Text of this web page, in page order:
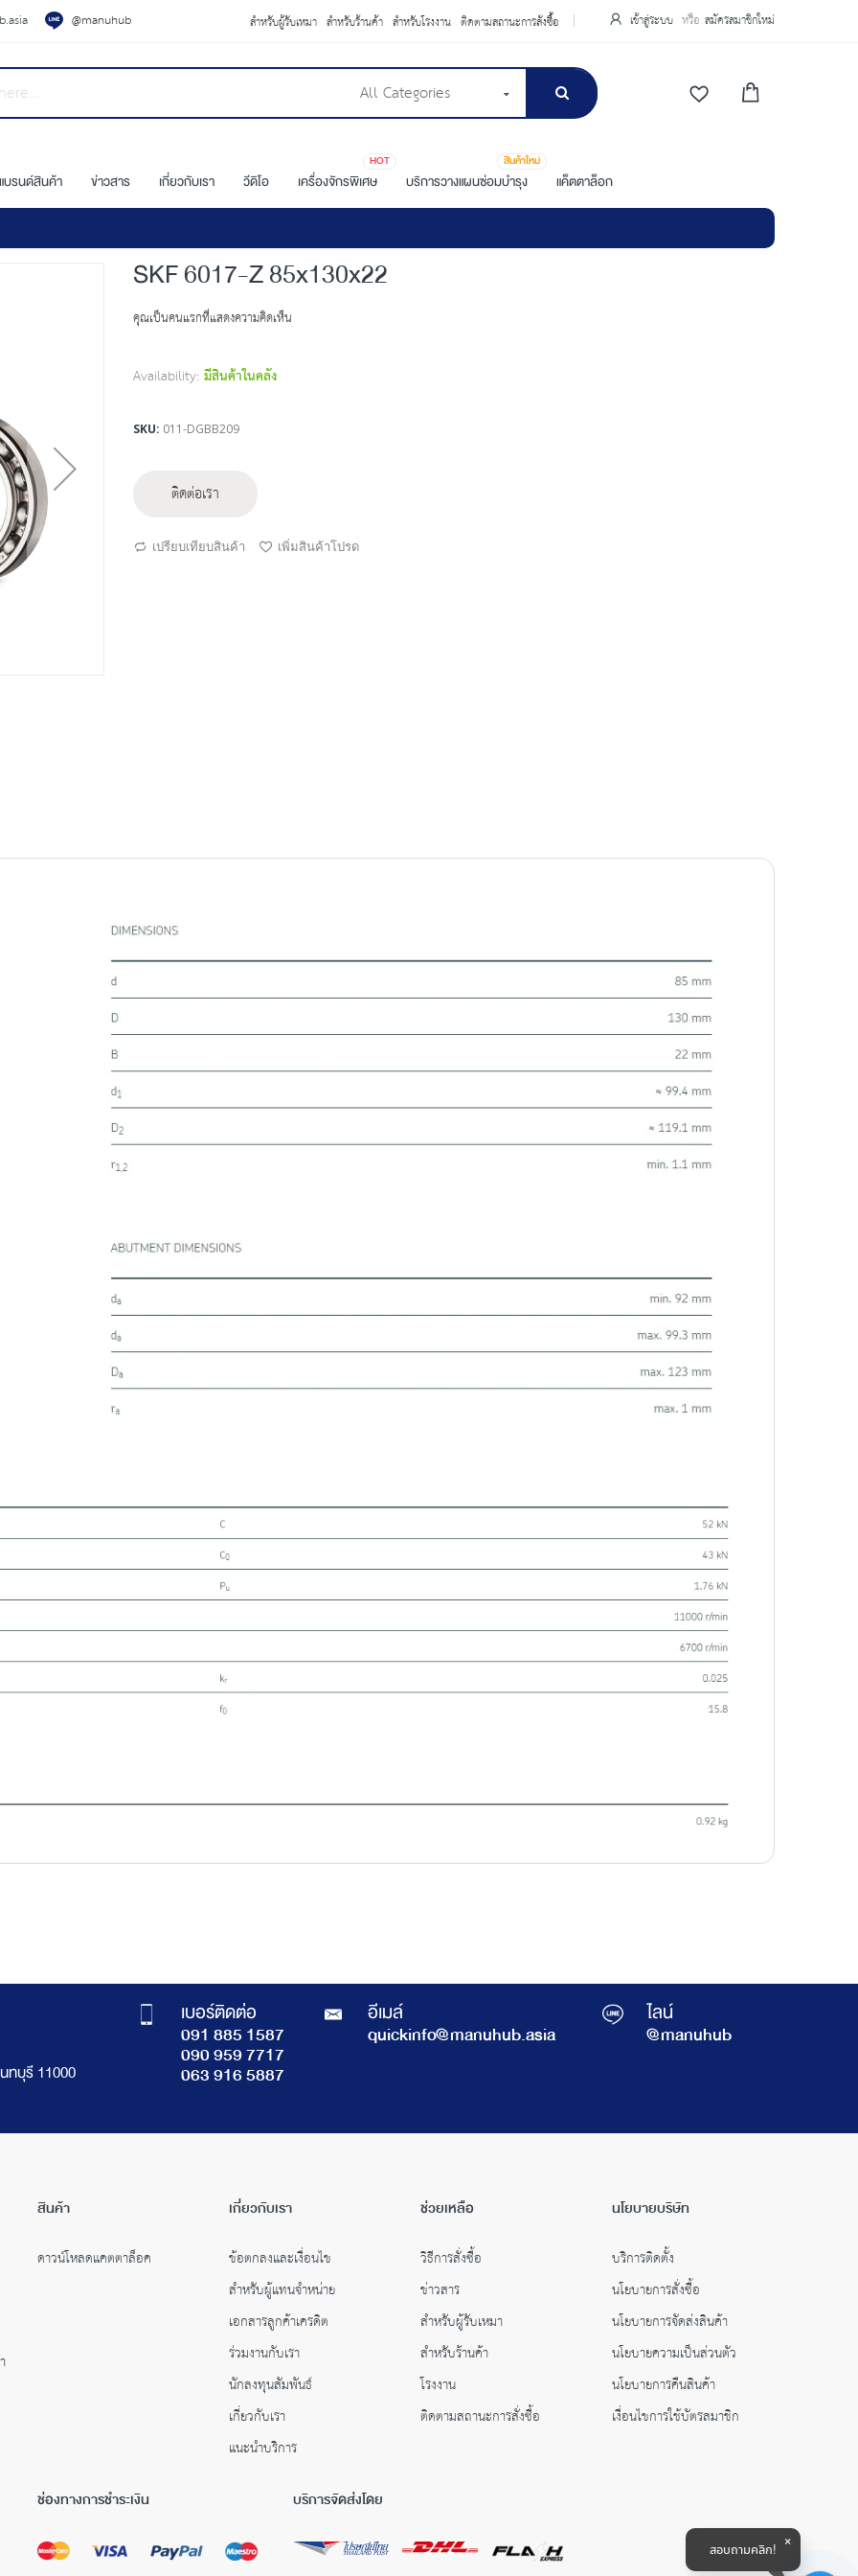
@manuhub สำหรับผู้รับเหมา สำหรับร้านค้า สำหรับโรงงาน ติดตามสถานะการสั่งซื้อ เข้าสู่ระบบ สมัครสมาชิกใหม่
All Categories
แบรนด์สินค้า ข่าวสาร เกี่ยวกับเรา วีดิโอ เครื่องจักรพิเศษ
HOT
บริการวางแผนซ่อมบำรุง
สินค้าใหม่
แค็ตตาล็อก
SKF 6017-Z 85x130x22
คุณเป็นคนแรกที่แสดงความคิดเห็น
Availability: มีสินค้าในคลัง
SKU 011-DGBB209
ติดต่อเรา
เปรียบเทียบสินค้า เพิ่มสินค้าโปรด
ทบุรี 11000
เบอร์ติดต่อ
091 885 1587
090 959 7717
063 916 5887
อีเมล์
quickinfo@manuhub.asia
ไลน์
@manuhub
สินค้า
ดาวน์โหลดแคตตาล็อค
เกี่ยวกับเรา
ข้อตกลงและเงื่อนไข
สำหรับผู้แทนจำหน่าย
เอกสารลูกค้าเครดิต
ร่วมงานกับเรา
นักลงทุนสัมพันธ์
เกี่ยวกับเรา
แนะนำบริการ
ช่วยเหลือ
วิธีการสั่งซื้อ
ข่าวสาร
สำหรับผู้รับเหมา
สำหรับร้านค้า
โรงงาน
ติดตามสถานะการสั่งซื้อ
นโยบายบริษัท
บริการติดตั้ง
นโยบายการสั่งซื้อ
นโยบายการจัดส่งสินค้า
นโยบายความเป็นส่วนตัว
นโยบายการคืนสินค้า
เงื่อนไขการใช้บัตรสมาชิก
ช่องทางการชำระเงิน บริการจัดส่งโดย
สอบถามคลิก!